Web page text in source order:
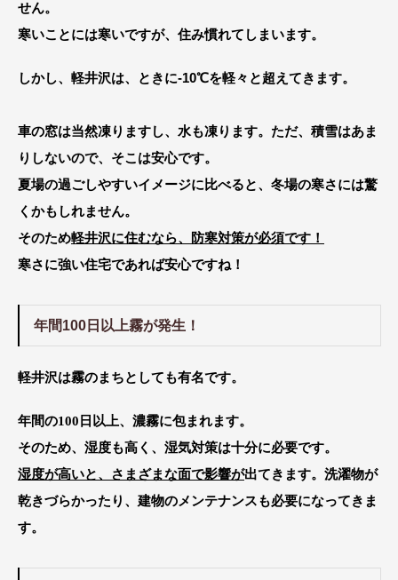
せん。
寒いことには寒いですが、住み慣れてしまいます。
しかし、 軽井沢は、ときに-10℃を軽々と超えてきます。
車の窓は当然凍りますし、水も凍ります。ただ、積雪はあま
りしないので、そこは安心です。
夏場の過ごしやすいイメージに比べると、冬場の寒さには驚
くかもしれません。
そのため軽井沢に住むなら、防寒対策が必須です！
寒さに強い住宅であれば安心ですね！
年間100日以上霧が発生！
軽井沢は霧のまちとしても有名です。
年間の100日以上、濃霧に包まれます。
そのため、湿度も高く、湿気対策は十分に必要です。
湿度が高いと、さまざまな面で影響が出てきます。洗濯物が
乾きづらかったり、建物のメンテナンスも必要になってきま
す。